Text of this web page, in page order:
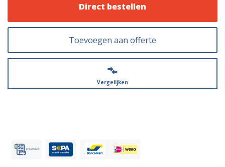
Direct bestellen
Toevoegen aan offerte
Vergelijken